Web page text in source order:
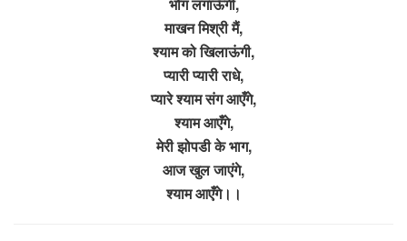
माखन मिश्री मैं,
श्याम को खिलाऊंगी,
प्यारी प्यारी राधे,
प्यारे श्याम संग आएँगे,
श्याम आएँगे,
मेरी झोपडी के भाग,
आज खुल जाएंगे,
श्याम आएँगे।।